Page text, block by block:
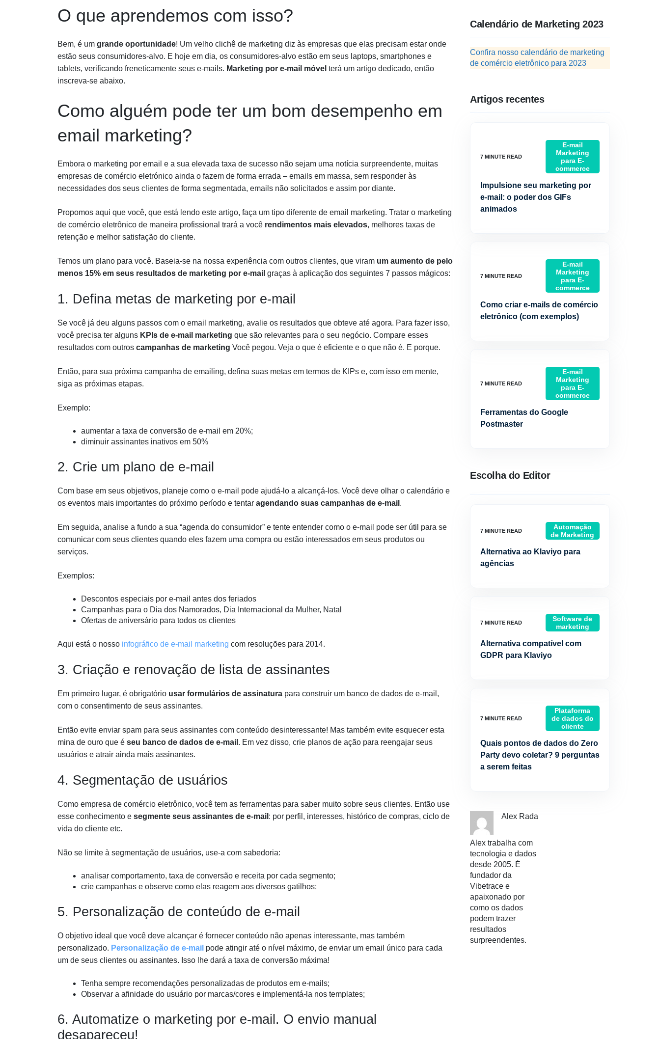
O que aprendemos com isso?
Bem, é um grande oportunidade! Um velho clichê de marketing diz às empresas que elas precisam estar onde
estão seus consumidores-alvo. E hoje em dia, os consumidores-alvo estão em seus laptops, smartphones e
tablets, verificando freneticamente seus e-mails. Marketing por e-mail móvel terá um artigo dedicado, então
inscreva-se abaixo.
Como alguém pode ter um bom desempenho em
email marketing?
Embora o marketing por email e a sua elevada taxa de sucesso não sejam uma notícia surpreendente, muitas
empresas de comércio eletrónico ainda o fazem de forma errada – emails em massa, sem responder às
necessidades dos seus clientes de forma segmentada, emails não solicitados e assim por diante.
Propomos aqui que você, que está lendo este artigo, faça um tipo diferente de email marketing. Tratar o marketing
de comércio eletrônico de maneira profissional trará a você rendimentos mais elevados, melhores taxas de
retenção e melhor satisfação do cliente.
Temos um plano para você. Baseia-se na nossa experiência com outros clientes, que viram um aumento de pelo
menos 15% em seus resultados de marketing por e-mail graças à aplicação dos seguintes 7 passos mágicos:
1. Defina metas de marketing por e-mail
Se você já deu alguns passos com o email marketing, avalie os resultados que obteve até agora. Para fazer isso,
você precisa ter alguns KPIs de e-mail marketing que são relevantes para o seu negócio. Compare esses
resultados com outros campanhas de marketing Você pegou. Veja o que é eficiente e o que não é. E porque.
Então, para sua próxima campanha de emailing, defina suas metas em termos de KIPs e, com isso em mente,
siga as próximas etapas.
Exemplo:
aumentar a taxa de conversão de e-mail em 20%;
diminuir assinantes inativos em 50%
2. Crie um plano de e-mail
Com base em seus objetivos, planeje como o e-mail pode ajudá-lo a alcançá-los. Você deve olhar o calendário e
os eventos mais importantes do próximo período e tentar agendando suas campanhas de e-mail .
Em seguida, analise a fundo a sua “agenda do consumidor” e tente entender como o e-mail pode ser útil para se
comunicar com seus clientes quando eles fazem uma compra ou estão interessados em seus produtos ou
serviços.
Exemplos:
Descontos especiais por e-mail antes dos feriados
Campanhas para o Dia dos Namorados, Dia Internacional da Mulher, Natal
Ofertas de aniversário para todos os clientes
Aqui está o nosso infográfico de e-mail marketing com resoluções para 2014.
3. Criação e renovação de lista de assinantes
Em primeiro lugar, é obrigatório usar formulários de assinatura para construir um banco de dados de e-mail,
com o consentimento de seus assinantes.
Então evite enviar spam para seus assinantes com conteúdo desinteressante! Mas também evite esquecer esta
mina de ouro que é seu banco de dados de e-mail . Em vez disso, crie planos de ação para reengajar seus
usuários e atrair ainda mais assinantes.
4. Segmentação de usuários
Como empresa de comércio eletrônico, você tem as ferramentas para saber muito sobre seus clientes. Então use
esse conhecimento e segmente seus assinantes de e-mail : por perfil, interesses, histórico de compras, ciclo de
vida do cliente etc.
Não se limite à segmentação de usuários, use-a com sabedoria:
analisar comportamento, taxa de conversão e receita por cada segmento;
crie campanhas e observe como elas reagem aos diversos gatilhos;
5. Personalização de conteúdo de e-mail
O objetivo ideal que você deve alcançar é fornecer conteúdo não apenas interessante, mas também
personalizado. Personalização de e-mail pode atingir até o nível máximo, de enviar um email único para cada
um de seus clientes ou assinantes. Isso lhe dará a taxa de conversão máxima!
Tenha sempre recomendações personalizadas de produtos em e-mails;
Observar a afinidade do usuário por marcas/cores e implementá-la nos templates;
6. Automatize o marketing por e-mail. O envio manual
desapareceu!
Calendário de Marketing 2023
Confira nosso calendário de marketing
de comércio eletrônico para 2023
Artigos recentes
E-mail
Marketing
para E-
commerce
Impulsione seu marketing por
e-mail: o poder dos GIFs
animados
E-mail
Marketing
para E-
commerce
Como criar e-mails de comércio
eletrônico (com exemplos)
E-mail
Marketing
para E-
commerce
Ferramentas do Google
Postmaster
Escolha do Editor
Automação
de Marketing
Alternativa ao Klaviyo para
agências
Software de
marketing
Alternativa compatível com
GDPR para Klaviyo
Plataforma
de dados do
cliente
Quais pontos de dados do Zero
Party devo coletar? 9 perguntas
a serem feitas
Alex Rada
Alex trabalha com
tecnologia e dados
desde 2005. É
fundador da
Vibetrace e
apaixonado por
como os dados
podem trazer
resultados
surpreendentes.